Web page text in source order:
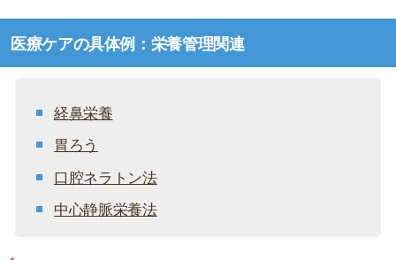
医療ケアの具体例：栄養管理関連
経鼻栄養
胃ろう
口腔ネラトン法
中心静脈栄養法